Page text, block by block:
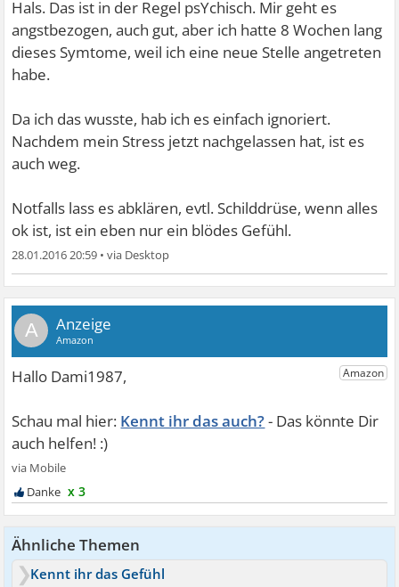
Hals. Das ist in der Regel psYchisch. Mir geht es
angstbezogen, auch gut, aber ich hatte 8 Wochen lang
dieses Symtome, weil ich eine neue Stelle angetreten
habe.
Da ich das wusste, hab ich es einfach ignoriert.
Nachdem mein Stress jetzt nachgelassen hat, ist es
auch weg.
Notfalls lass es abklären, evtl. Schilddrüse, wenn alles
ok ist, ist ein eben nur ein blödes Gefühl.
28.01.2016 20:59 •
A
Kennt ihr das auch?
x 3
Ähnliche Themen
Kennt ihr das Gefühl